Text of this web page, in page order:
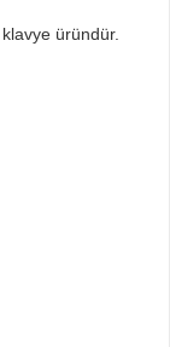
klavye üründür.